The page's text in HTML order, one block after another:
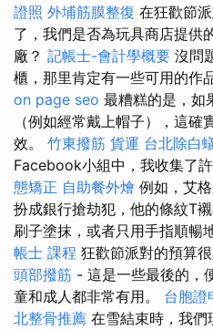
證照 外埔筋膜整復 在狂歡節
了，我們是否為玩具商店提供
廠？ 記帳士-會計學概要 沒問
櫃，那里肯定有一些可用的作
on page seo 最糟糕的是，如
（例如經常戴上帽子），這
效。 竹東撥筋 貨運 台北除白
Facebook小組中，我收集了
態矯正 自助餐外燴 例如，艾
扮成銀行搶劫犯，他的條紋T
刷子塗抹，或者只用手指順暢
帳士 課程 狂歡節派對的預算
頭部撥筋 - 這是一些最後的，
童和成人都非常有用。 台胞證
北整骨推薦 在雪結束時，我們